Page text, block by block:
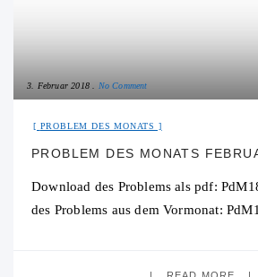
3. Februar 2018 No Comment
PROBLEM DES MONATS
PROBLEM DES MONATS
Download des Problems als pdf:
des Problems aus dem Vormonat: